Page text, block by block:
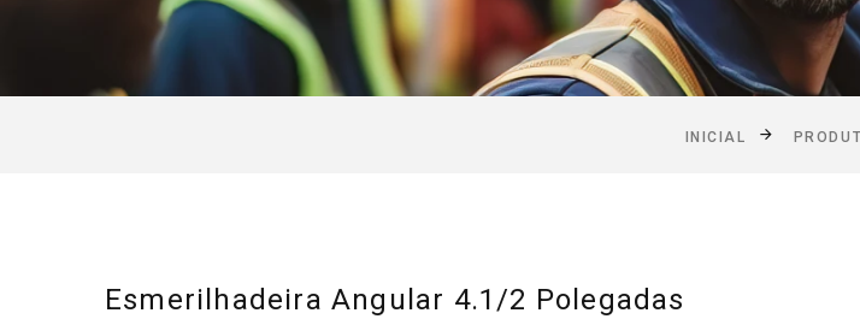
INICIAL
Esmerilhadeira Angular 4.1/2 Polegadas